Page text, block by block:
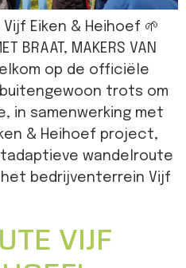
Eiken & Heihoef 🌱
BRAAT, MAKERS VAN
op de officiële
buitengewoon trots om
in samenwerking met
& Heihoef project,
wandelroute
bedrijventerrein Vijf
VIJF